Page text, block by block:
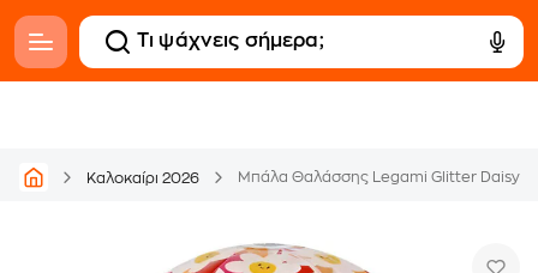
Καλοκαίρι 2026 Μπάλα Θαλάσσης Legami Glitter Daisy